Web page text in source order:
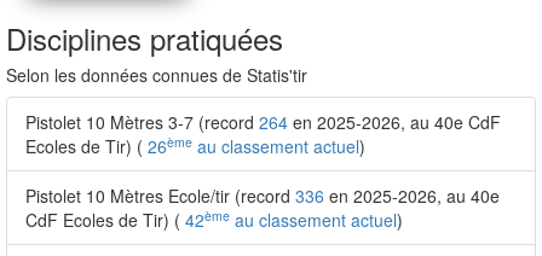
Disciplines pratiquées
Selon les données connues de Statis'tir
Pistolet 10 Mètres 3-7 (record 264 en 2025-2026, au 40e CdF
Ecoles de Tir) ( 26ème au classement actuel)
Pistolet 10 Mètres Ecole/tir (record 336 en 2025-2026, au 40e
CdF Ecoles de Tir) ( 42ème au classement actuel)